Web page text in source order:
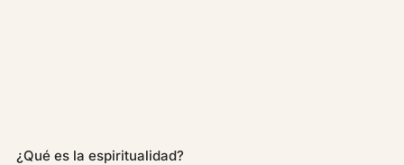
¿Qué es la espiritualidad?